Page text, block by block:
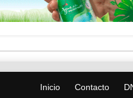
Inicio Contacto